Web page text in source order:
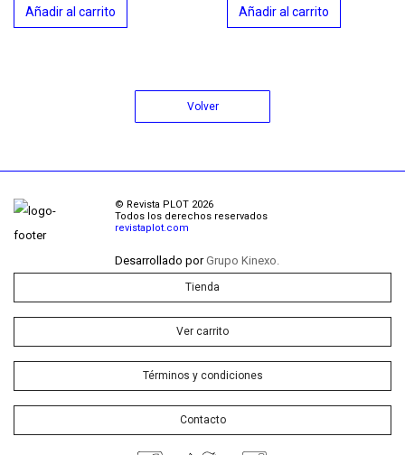
Añadir al carrito Añadir al carrito
Volver
© Revista PLOT 2026
Todos los derechos reservados
revistaplot.com
Desarrollado porGrupo Kinexo.
Tienda
Ver carrito
Términos y condiciones
Contacto